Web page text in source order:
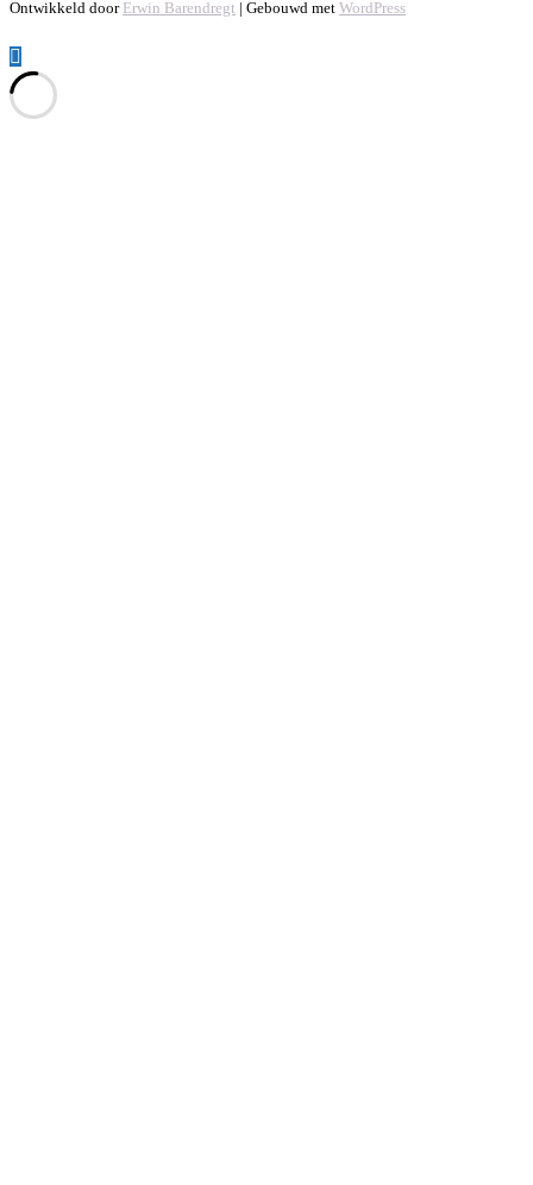
Ontwikkeld door Erwin Barendregt | Gebouwd met WordPress